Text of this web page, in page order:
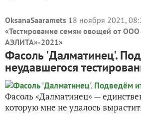
OksanaSaaramets 18 ноября 2021,
«Тестирование семян овощей от
АЭЛИТА»-2021»
Фасоль 'Далматинец'.
неудавшегося
Фасоль «Далматинец» —
которую мне не удалось